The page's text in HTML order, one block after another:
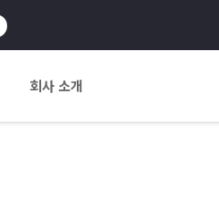
회사 소개